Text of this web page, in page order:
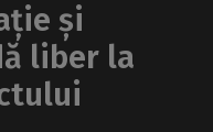
și
liber la